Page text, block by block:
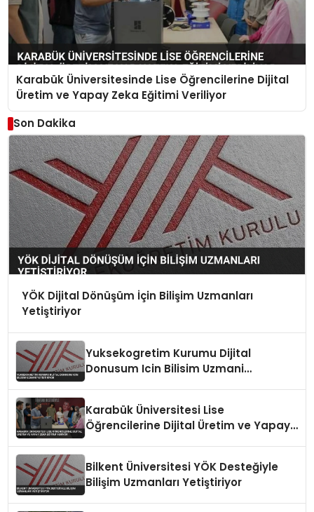
Karabük Üniversitesinde Lise Öğrencilerine Dijital
Üretim ve Yapay Zeka Eğitimi Veriliyor
Son Dakika
YÖK Dijital Dönüşüm İçin Bilişim Uzmanları
Yetiştiriyor
Yuksekogretim Kurumu Dijital
Donusum Icin Bilisim Uzmani
Karabük Üniversitesi Lise
Öğrencilerine Dijital Üretim ve Yapay
Bilkent Üniversitesi YÖK Desteğiyle
Bilişim Uzmanları Yetiştiriyor